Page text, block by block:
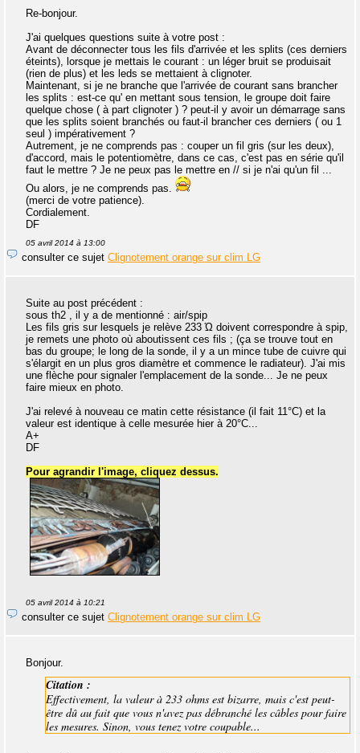
Re-bonjour.
J'ai quelques questions suite à votre post :
Avant de déconnecter tous les fils d'arrivée et les splits (ces derniers
éteints), lorsque je mettais le courant : un léger bruit se produisait
(rien de plus) et les leds se mettaient à clignoter.
Maintenant, si je ne branche que l'arrivée de courant sans brancher
les splits : est-ce qu' en mettant sous tension, le groupe doit faire
quelque chose ( à part clignoter ) ? peut-il y avoir un démarrage sans
que les splits soient branchés ou faut-il brancher ces derniers ( ou 1
seul ) impérativement ?
Autrement, je ne comprends pas : couper un fil gris (sur les deux),
d'accord, mais le potentiomètre, dans ce cas, c'est pas en série qu'il
faut le mettre ? Je ne peux pas le mettre en // si je n'ai qu'un fil ...
Ou alors, je ne comprends pas.
(merci de votre patience).
Cordialement.
DF
05 avril 2014 à 13:00
consulter ce sujet Clignotement orange sur clim LG
Suite au post précédent :
sous th2 , il y a de mentionné : air/spip
Les fils gris sur lesquels je relève 233 Ώ doivent correspondre à spip,
je remets une photo où aboutissent ces fils ; (ça se trouve tout en
bas du groupe; le long de la sonde, il y a un mince tube de cuivre qui
s'élargit en un plus gros diamètre et commence le radiateur). J'ai mis
une flèche pour signaler l'emplacement de la sonde... Je ne peux
faire mieux en photo.
J'ai relevé à nouveau ce matin cette résistance (il fait 11°C) et la
valeur est identique à celle mesurée hier à 20°C...
A+
DF
Pour agrandir l'image, cliquez dessus.
05 avril 2014 à 10:21
consulter ce sujet Clignotement orange sur clim LG
Bonjour.
Citation :
Effectivement, la valeur à 233 ohms est bizarre, mais c'est peut-
être dû au fait que vous n'avez pas débranché les câbles pour faire
les mesures. Sinon, vous tenez votre coupable...